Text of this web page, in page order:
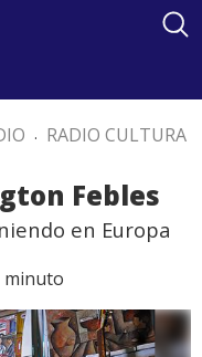
. RADIO CULTURA
Febles
en Europa
minuto